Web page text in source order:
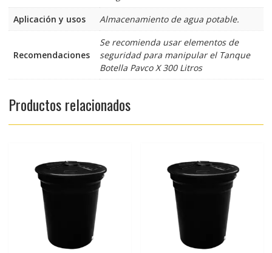
Aplicación y usos
Almacenamiento de agua potable.
Recomendaciones
Se recomienda usar elementos de
seguridad para manipular el Tanque
Botella Pavco X 300 Litros
Productos relacionados